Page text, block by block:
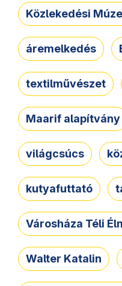
Közlekedési
áremelkedés
textilművészet
Maarif alapítvány
világcsúcs
kutyafuttató
Városháza Téli
Walter Katalin